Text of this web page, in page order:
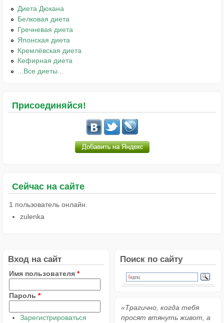
Диета Дюкана
Белковая диета
Гречневая диета
Японская диета
Кремлёвская диета
Кефирная диета
...Все диеты...
Присоединяйся!
Сейчас на сайте
1 пользователь онлайн.
zulenka
Вход на сайт
Имя пользователя *
Пароль *
Зарегистрироваться
Поиск по сайту
«Трагично, когда тебя
просят втянуть живот, а